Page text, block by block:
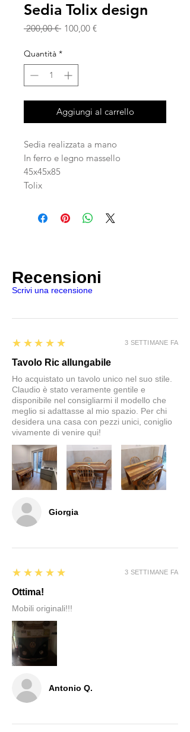
Sedia Tolix design
200,00 € Prezzo
100,00 €Prezzo
Quantità *
Aggiungi al carrello
Sedia realizzata a mano
In ferro e legno massello
45x45x85
Tolix
Recensioni
Scrivi una recensione
Giorgia
5
★★★★★
Tavolo Ric allungabile
Ho acquistato un tavolo unico nel suo stile.
Claudio è stato veramente gentile e
disponibile nel consigliarmi il modello che
meglio si adattasse al mio spazio. Per chi
desidera una casa con pezzi unici, coniglio
vivamente di venire qui!
3 SETTIMANE FA
Antonio Q.
5
★★★★★
Ottima!
Mobili originali!!!
3 SETTIMANE FA